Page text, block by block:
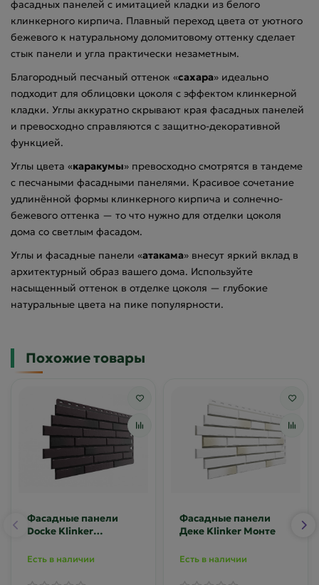
фасадных панелей с имитацией кладки из белого
клинкерного кирпича. Плавный переход цвета от уютного
бежевого к натуральному доломитовому оттенку сделает
стык панели и угла практически незаметным.
Благородный песчаный оттенок «сахара» идеально
подходит для облицовки цоколя с эффектом клинкерной
кладки. Углы аккуратно скрывают края фасадных панелей
и превосходно справляются с защитно-декоративной
функцией.
Углы цвета «каракумы» превосходно смотрятся в тандеме
с песчаными фасадными панелями. Красивое сочетание
удлинённой формы клинкерного кирпича и солнечно-
бежевого оттенка — то что нужно для отделки цоколя
дома со светлым фасадом.
Углы и фасадные панели «атакама» внесут яркий вклад в
архитектурный образ вашего дома. Используйте
насыщенный оттенок в отделке цоколя — глубокие
натуральные цвета на пике популярности.
Похожие товары
Фасадные панели
Docke Klinker
Есть в наличии
Фасадные панели
Деке Klinker Монте
Есть в наличии